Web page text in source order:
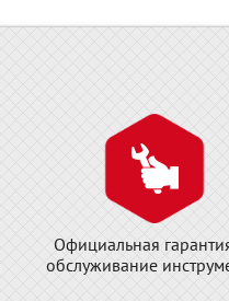
Официальная
обслуживание